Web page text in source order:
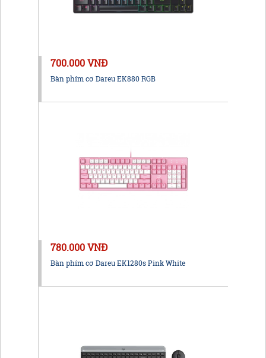
700.000 VNĐ
Bàn phím cơ Dareu EK880 RGB
780.000 VNĐ
Bàn phím cơ Dareu EK1280s Pink White